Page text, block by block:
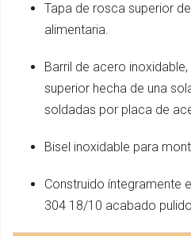
Tapa de rosca superior
alimentaria.
Barril de acero
superior hecha de una
soldadas por placa de
Bisel inoxidable para
Construido íntegramente
304 18/10 acabado